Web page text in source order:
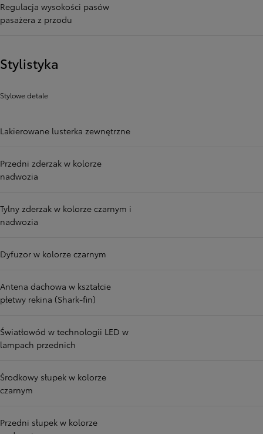
Regulacja wysokości pasów
pasażera z przodu
Stylistyka
Stylowe detale
Lakierowane lusterka zewnętrzne
Przedni zderzak w kolorze
nadwozia
Tylny zderzak w kolorze czarnym i
nadwozia
Dyfuzor w kolorze czarnym
Antena dachowa w kształcie
płetwy rekina (Shark-fin)
Światłowód w technologii LED w
lampach przednich
Środkowy słupek w kolorze
czarnym
Przedni słupek w kolorze